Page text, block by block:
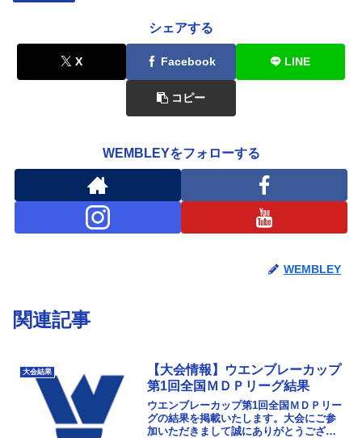
シェアする
X Facebook LINE
コピー
WEMBLEYをフォローする
WEMBLEY
関連記事
大会結果
【大会情報】ウエンブレーカップ
第1回全国ＭＤＰリーグ結果
ウエンブレーカップ第1回全国ＭＤＰリー
グの結果を掲載いたします。大会にご参
加いただきまして誠にありがとうござい